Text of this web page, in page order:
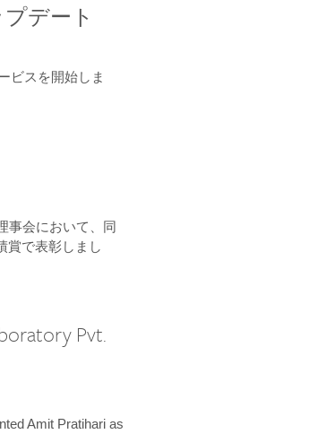
デート
ビスを開始しま
事会において、同
賞で表彰しまし
Pvt.
Amit Pratihari as